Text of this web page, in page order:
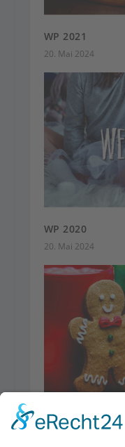
WP 2021
20. Mai 2024
WP 2020
20. Mai 2024
WP 2022